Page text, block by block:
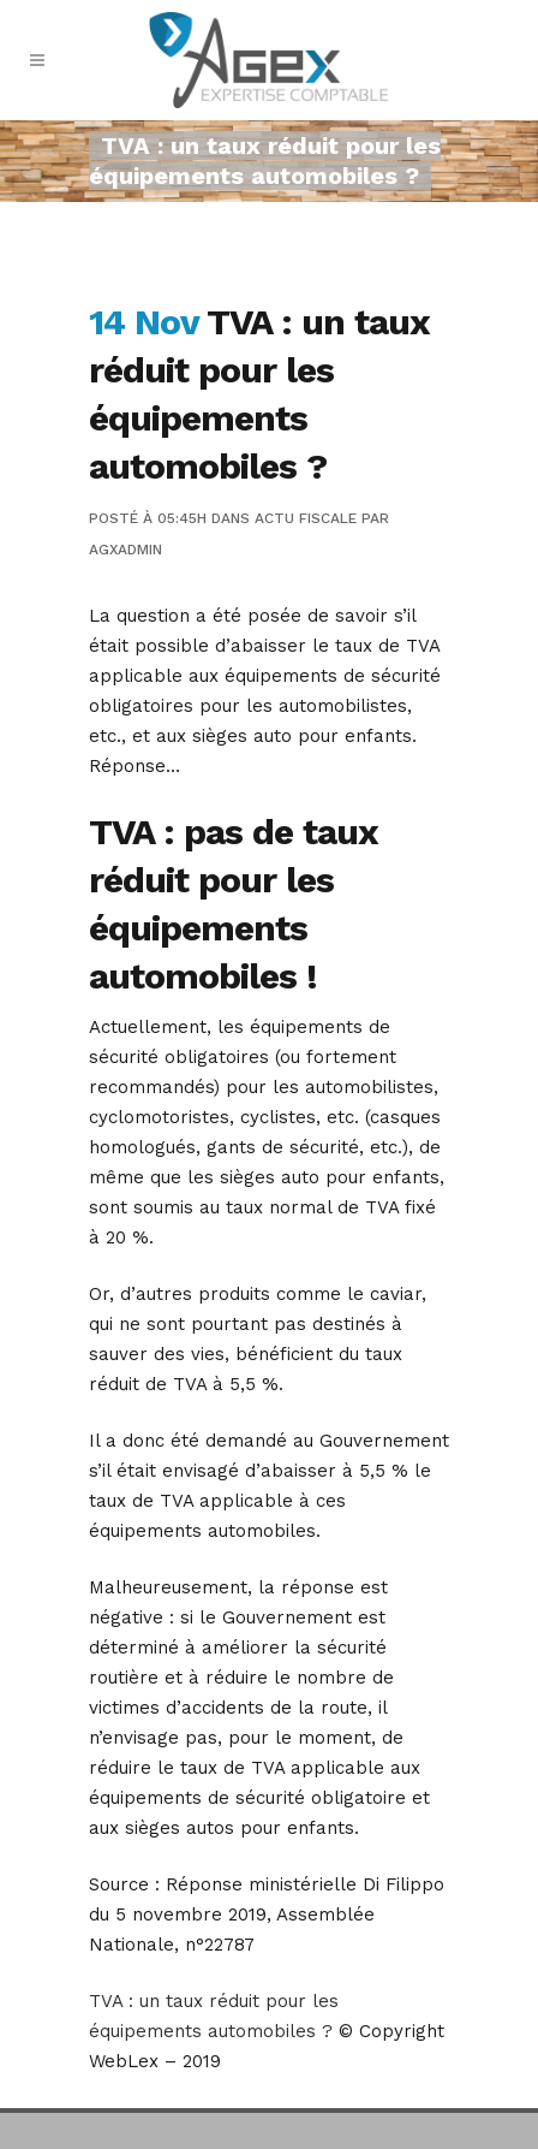
TVA : un taux réduit pour les
équipements automobiles ?
14 NovTVA : un taux
réduit pour les
équipements
automobiles ?
POSTÉ À 05:45H DANS ACTU FISCALE PAR
AGXADMIN
La question a été posée de savoir s’il
était possible d’abaisser le taux de TVA
applicable aux équipements de sécurité
obligatoires pour les automobilistes,
etc., et aux sièges auto pour enfants.
Réponse…
TVA : pas de taux
réduit pour les
équipements
automobiles !
Actuellement, les équipements de
sécurité obligatoires (ou fortement
recommandés) pour les automobilistes,
cyclomotoristes, cyclistes, etc. (casques
homologués, gants de sécurité, etc.), de
même que les sièges auto pour enfants,
sont soumis au taux normal de TVA fixé
à 20 %.
Or, d’autres produits comme le caviar,
qui ne sont pourtant pas destinés à
sauver des vies, bénéficient du taux
réduit de TVA à 5,5 %.
Il a donc été demandé au Gouvernement
s’il était envisagé d’abaisser à 5,5 % le
taux de TVA applicable à ces
équipements automobiles.
Malheureusement, la réponse est
négative : si le Gouvernement est
déterminé à améliorer la sécurité
routière et à réduire le nombre de
victimes d’accidents de la route, il
n’envisage pas, pour le moment, de
réduire le taux de TVA applicable aux
équipements de sécurité obligatoire et
aux sièges autos pour enfants.
Source : Réponse ministérielle Di Filippo
du 5 novembre 2019, Assemblée
Nationale, n°22787
TVA : un taux réduit pour les
équipements automobiles ? © Copyright
WebLex – 2019